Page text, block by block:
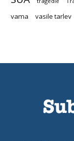
vama vasile tarlev